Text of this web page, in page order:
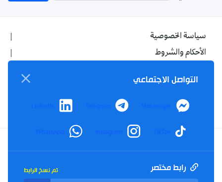
سياسة الخصوصية
الأحكام والشروط
اتصل بنا
من نحن
Facebook
YouTube
TikTok
Twitter
التواصل الاجتماعي
Messenger
Telegram
LinkedIn
TikTok
Instagram
WhatsApp
رابط مختصر تم نسخ الرابط